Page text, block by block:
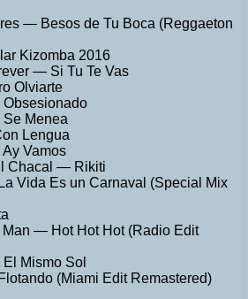
— Besos de Tu Boca (Reggaeton
Kizomba 2016
— Si Tu Te Vas
Olviarte
Menea
Lengua
Vamos
Chacal — Rikiti
Vida Es un Carnaval (Special Mix
— Hot Hot Hot (Radio Edit
Mismo Sol
(Miami Edit Remastered)